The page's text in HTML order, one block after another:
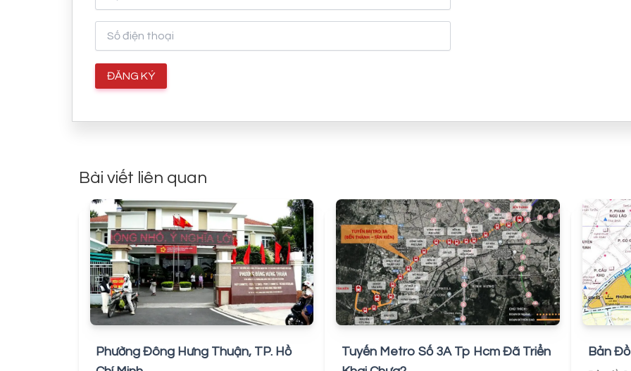
Bài viết liên quan
Phường Đông Hưng Thuận, TP. Hồ
Tuyến Metro Số 3A Tp Hcm Đã Triển
Bản